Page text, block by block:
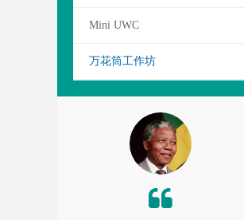
Mini UWC
万花筒工作坊